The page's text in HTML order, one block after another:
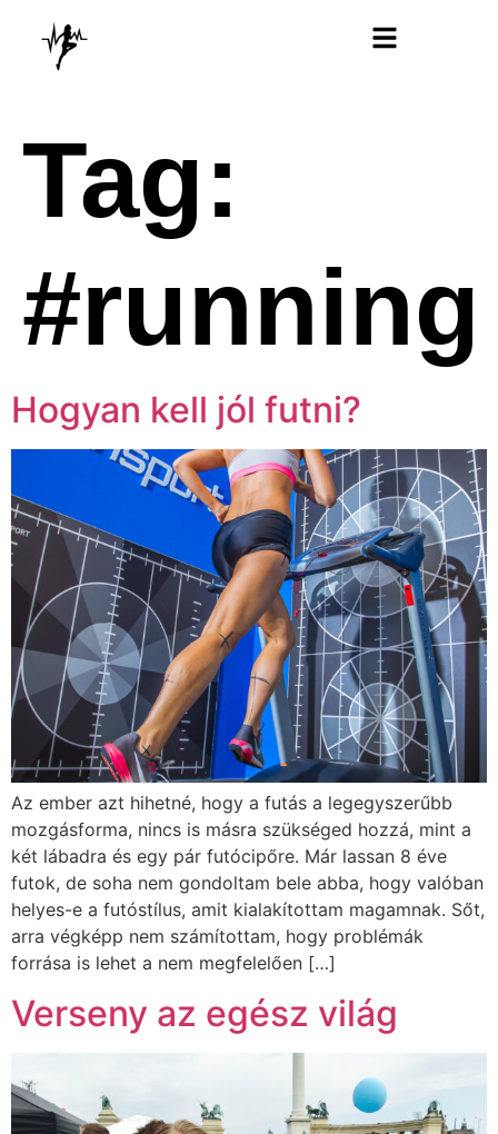
Tag:
#running
Hogyan kell jól futni?
Az ember azt hihetné, hogy a futás a legegyszerűbb
mozgásforma, nincs is másra szükséged hozzá, mint a
két lábadra és egy pár futócipőre. Már lassan 8 éve
futok, de soha nem gondoltam bele abba, hogy valóban
helyes-e a futóstílus, amit kialakítottam magamnak. Sőt,
arra végképp nem számítottam, hogy problémák
forrása is lehet a nem megfelelően […]
Verseny az egész világ